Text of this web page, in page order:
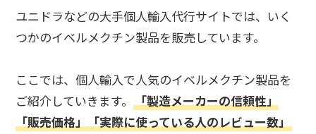
ユニドラなどの大手個人輸入代行サイトでは、いく
つかのイベルメクチン製品を販売しています。
ここでは、個人輸入で人気のイベルメクチン製品を
ご紹介していきます。「製造メーカーの信頼性」
「販売価格」「実際に使っている人のレビュー数」